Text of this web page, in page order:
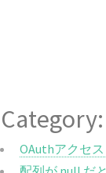
OAuthアクセ